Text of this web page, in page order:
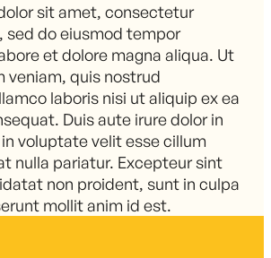
sit amet, consectetur
sed do eiusmod tempor
et dolore magna aliqua. Ut
veniam, quis nostrud
laboris nisi ut aliquip ex ea
Duis aute irure dolor in
voluptate velit esse cillum
nulla pariatur. Excepteur sint
non proident, sunt in culpa
mollit anim id est.